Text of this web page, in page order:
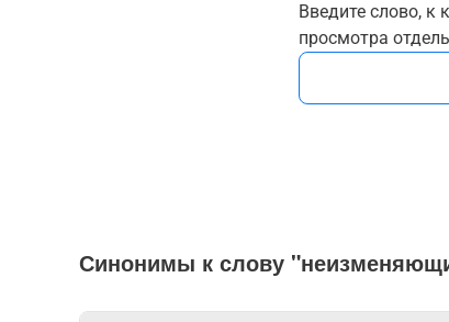
Введите слово, к
просмотра
Синонимы к слову